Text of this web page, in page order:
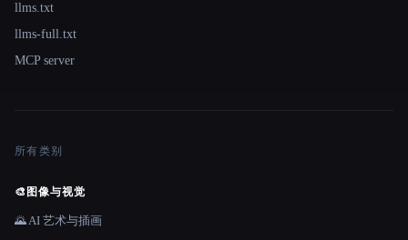
llms.txt
llms-full.txt
MCP server
所有类别
🎨 图像与视觉
🌄 AI 艺术与插画